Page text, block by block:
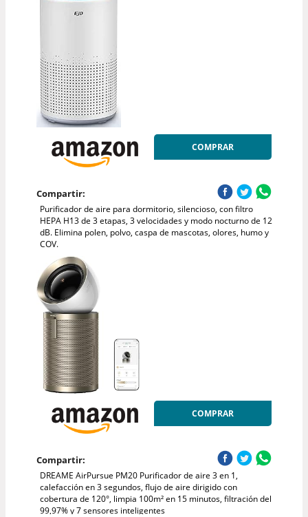
COMPRAR
Compartir:
Purificador de aire para dormitorio, silencioso, con filtro
HEPA H13 de 3 etapas, 3 velocidades y modo nocturno de 12
dB. Elimina polen, polvo, caspa de mascotas, olores, humo y
COV.
COMPRAR
Compartir:
DREAME AirPursue PM20 Purificador de aire 3 en 1,
calefacción en 3 segundos, flujo de aire dirigido con
cobertura de 120°, limpia 100m² en 15 minutos, filtración del
99,97% y 7 sensores inteligentes